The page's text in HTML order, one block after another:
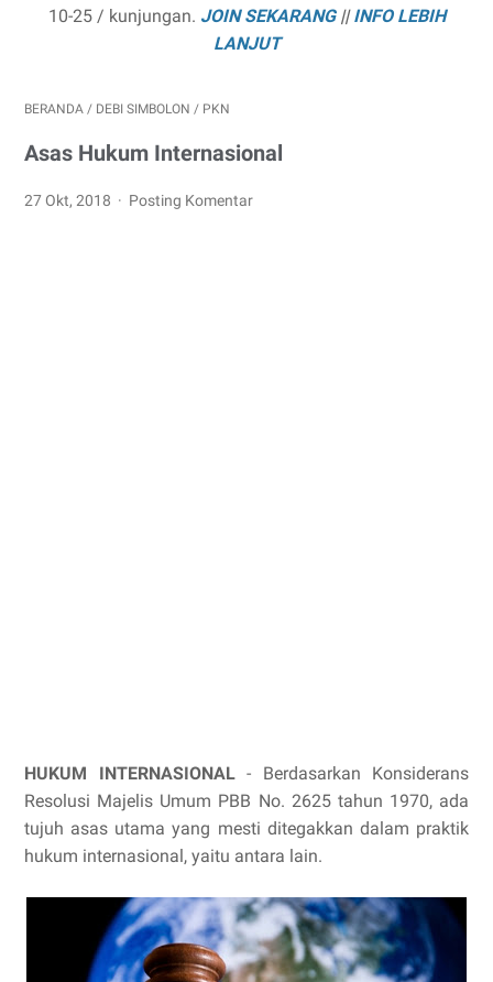
10-25 / kunjungan. JOIN SEKARANG||INFO LEBIH
LANJUT
BERANDA / DEBI SIMBOLON / PKN
Asas Hukum Internasional
27 Okt, 2018 Posting Komentar
HUKUM INTERNASIONAL- Berdasarkan Konsiderans
Resolusi Majelis Umum PBB No. 2625 tahun 1970, ada
tujuh asas utama yang mesti ditegakkan dalam praktik
hukum internasional, yaitu antara lain.